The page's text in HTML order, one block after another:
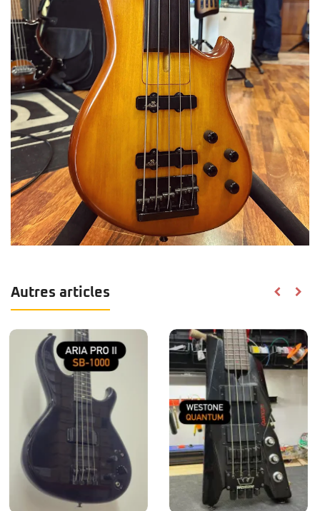
Autres articles